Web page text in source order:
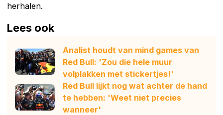
herhalen.
Lees ook
Analist houdt van mind games van
Red Bull: 'Zou die hele muur
volplakken met stickertjes!'
Red Bull lijkt nog wat achter de hand
te hebben: 'Weet niet precies
wanneer'